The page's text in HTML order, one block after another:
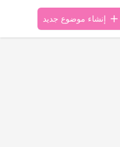
المستخدم
إنشاء موضوع جديد